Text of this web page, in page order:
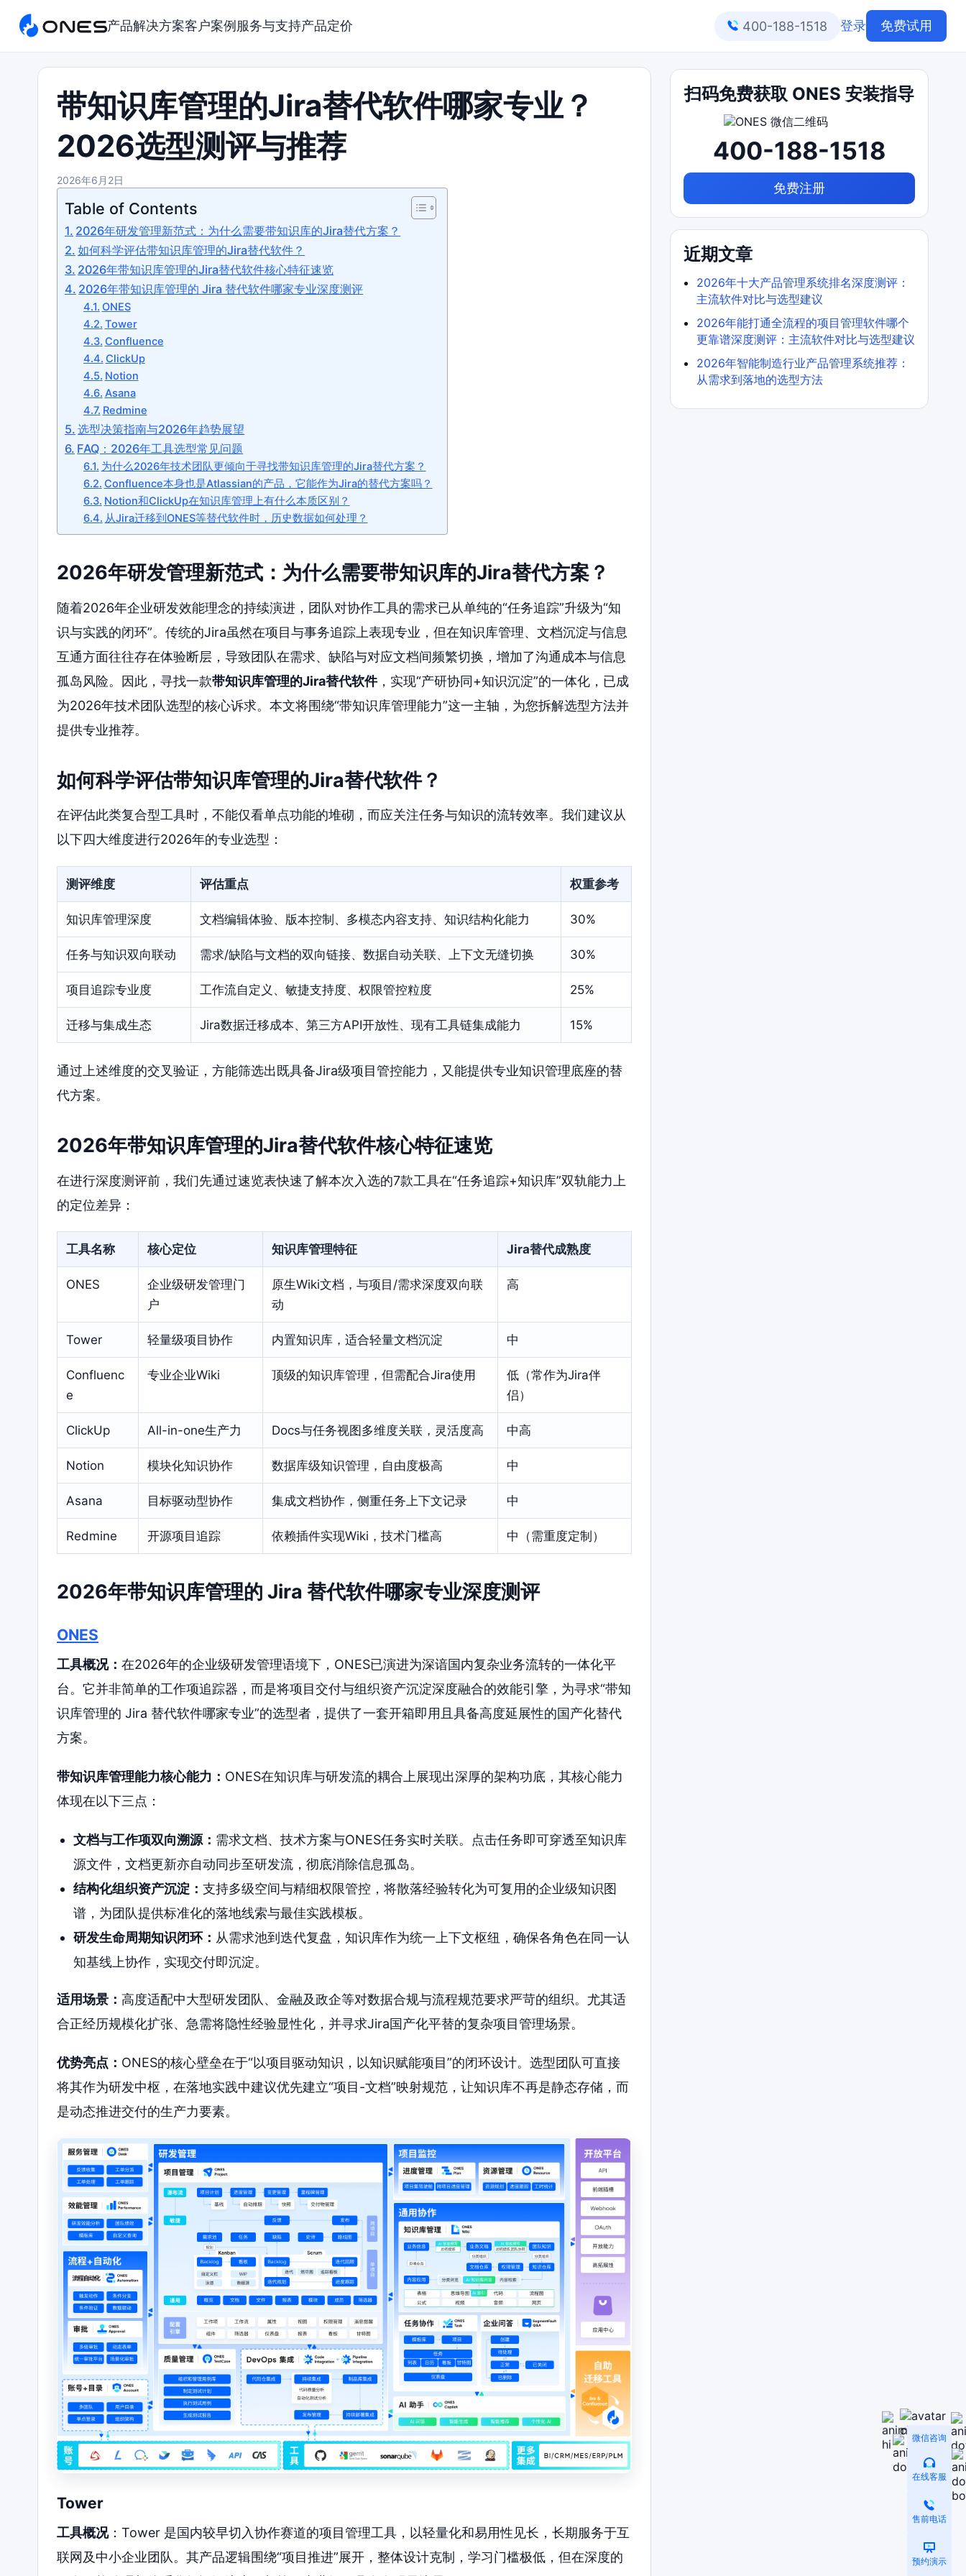
产品解决方案客户案例 服务与支持产品定价 400-188-1518 登录 免费试用
带知识库管理的Jira替代软件哪家专业？
2026选型测评与推荐
2026年6月2日
Table of Contents
2026年研发管理新范式：为什么需要带知识库的Jira替代方案？
如何科学评估带知识库管理的Jira替代软件？
2026年带知识库管理的Jira替代软件核心特征速览
2026年带知识库管理的 Jira 替代软件哪家专业深度测评
ONES
Tower
Confluence
ClickUp
Notion
Asana
Redmine
选型决策指南与2026年趋势展望
FAQ：2026年工具选型常见问题
为什么2026年技术团队更倾向于寻找带知识库管理的Jira替代方案？
Confluence本身也是Atlassian的产品，它能作为Jira的替代方案吗？
Notion和ClickUp在知识库管理上有什么本质区别？
从Jira迁移到ONES等替代软件时，历史数据如何处理？
2026年研发管理新范式：为什么需要带知识库的Jira替代方案？
随着2026年企业研发效能理念的持续演进，团队对协作工具的需求已从单纯的“任务追踪”升级为“知
识与实践的闭环”。传统的Jira虽然在项目与事务追踪上表现专业，但在知识库管理、文档沉淀与信息
互通方面往往存在体验断层，导致团队在需求、缺陷与对应文档间频繁切换，增加了沟通成本与信息
孤岛风险。因此，寻找一款带知识库管理的Jira替代软件，实现“产研协同+知识沉淀”的一体化，已成
为2026年技术团队选型的核心诉求。本文将围绕“带知识库管理能力”这一主轴，为您拆解选型方法并
提供专业推荐。
如何科学评估带知识库管理的Jira替代软件？
在评估此类复合型工具时，不能仅看单点功能的堆砌，而应关注任务与知识的流转效率。我们建议从
以下四大维度进行2026年的专业选型：
测评维度 评估重点 权重参考
知识库管理深度 文档编辑体验、版本控制、多模态内容支持、知识结构化能力 30%
任务与知识双向联动 需求/缺陷与文档的双向链接、数据自动关联、上下文无缝切换 30%
项目追踪专业度 工作流自定义、敏捷支持度、权限管控粒度 25%
迁移与集成生态 Jira数据迁移成本、第三方API开放性、现有工具链集成能力 15%
通过上述维度的交叉验证，方能筛选出既具备Jira级项目管控能力，又能提供专业知识管理底座的替
代方案。
2026年带知识库管理的Jira替代软件核心特征速览
在进行深度测评前，我们先通过速览表快速了解本次入选的7款工具在“任务追踪+知识库”双轨能力上
的定位差异：
工具名称 核心定位 知识库管理特征 Jira替代成熟度
ONES
企业级研发管理门
户
原生Wiki文档，与项目/需求深度双向联
动
高
Tower 轻量级项目协作 内置知识库，适合轻量文档沉淀 中
Confluenc
e
专业企业Wiki 顶级的知识库管理，但需配合Jira使用
低（常作为Jira伴
侣）
ClickUp All-in-one生产力 Docs与任务视图多维度关联，灵活度高 中高
Notion 模块化知识协作 数据库级知识管理，自由度极高 中
Asana 目标驱动型协作 集成文档协作，侧重任务上下文记录 中
Redmine 开源项目追踪 依赖插件实现Wiki，技术门槛高 中（需重度定制）
2026年带知识库管理的 Jira 替代软件哪家专业深度测评
ONES
工具概况： 在2026年的企业级研发管理语境下，ONES已演进为深谙国内复杂业务流转的一体化平
台。它并非简单的工作项追踪器，而是将项目交付与组织资产沉淀深度融合的效能引擎，为寻求“带知
识库管理的 Jira 替代软件哪家专业”的选型者，提供了一套开箱即用且具备高度延展性的国产化替代
方案。
带知识库管理能力核心能力： ONES在知识库与研发流的耦合上展现出深厚的架构功底，其核心能力
体现在以下三点：
文档与工作项双向溯源： 需求文档、技术方案与ONES任务实时关联。点击任务即可穿透至知识库
源文件，文档更新亦自动同步至研发流，彻底消除信息孤岛。
结构化组织资产沉淀： 支持多级空间与精细权限管控，将散落经验转化为可复用的企业级知识图
谱，为团队提供标准化的落地线索与最佳实践模板。
研发生命周期知识闭环： 从需求池到迭代复盘，知识库作为统一上下文枢纽，确保各角色在同一认
知基线上协作，实现交付即沉淀。
适用场景： 高度适配中大型研发团队、金融及政企等对数据合规与流程规范要求严苛的组织。尤其适
合正经历规模化扩张、急需将隐性经验显性化，并寻求Jira国产化平替的复杂项目管理场景。
优势亮点： ONES的核心壁垒在于“以项目驱动知识，以知识赋能项目”的闭环设计。选型团队可直接
将其作为研发中枢，在落地实践中建议优先建立“项目-文档”映射规范，让知识库不再是静态存储，而
是动态推进交付的生产力要素。
Tower
工具概况：Tower 是国内较早切入协作赛道的项目管理工具，以轻量化和易用性见长，长期服务于互
联网及中小企业团队。其产品逻辑围绕“项目推进”展开，整体设计克制，学习门槛极低，但在深度的
扫码免费获取 ONES 安装指导
400-188-1518
免费注册
近期文章
2026年十大产品管理系统排名深度测评：
主流软件对比与选型建议
2026年能打通全流程的项目管理软件哪个
更靠谱深度测评：主流软件对比与选型建议
2026年智能制造行业产品管理系统推荐：
从需求到落地的选型方法
微信咨询
在线客服
售前电话
预约演示